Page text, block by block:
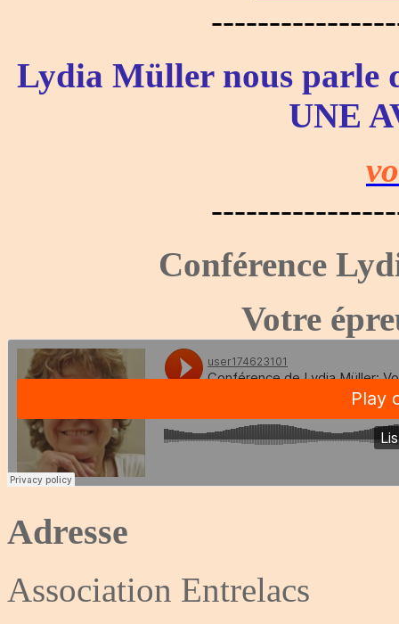
Lydia Müller nous parle
UNE
Conférence
Votre
Adresse
Association Entrelacs